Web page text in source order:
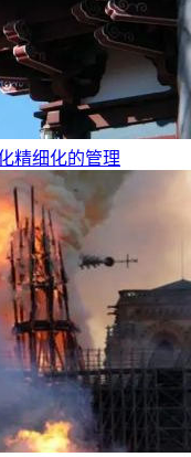
精细化的管理